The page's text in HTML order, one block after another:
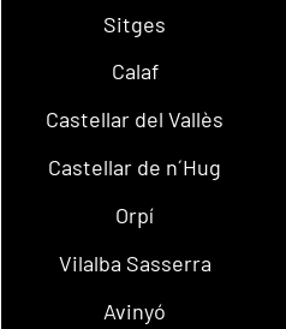
Sitges
Calaf
Castellar del Vallès
Castellar de n´Hug
Orpí
Vilalba Sasserra
Avinyó